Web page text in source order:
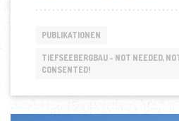
PUBLIKATIONEN
TIEFSEEBERGBAU - NOT NEEDED,
CONSENTED!